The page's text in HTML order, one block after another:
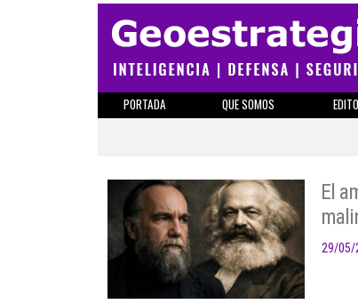
PORTADA QUE SOMOS
El
29/